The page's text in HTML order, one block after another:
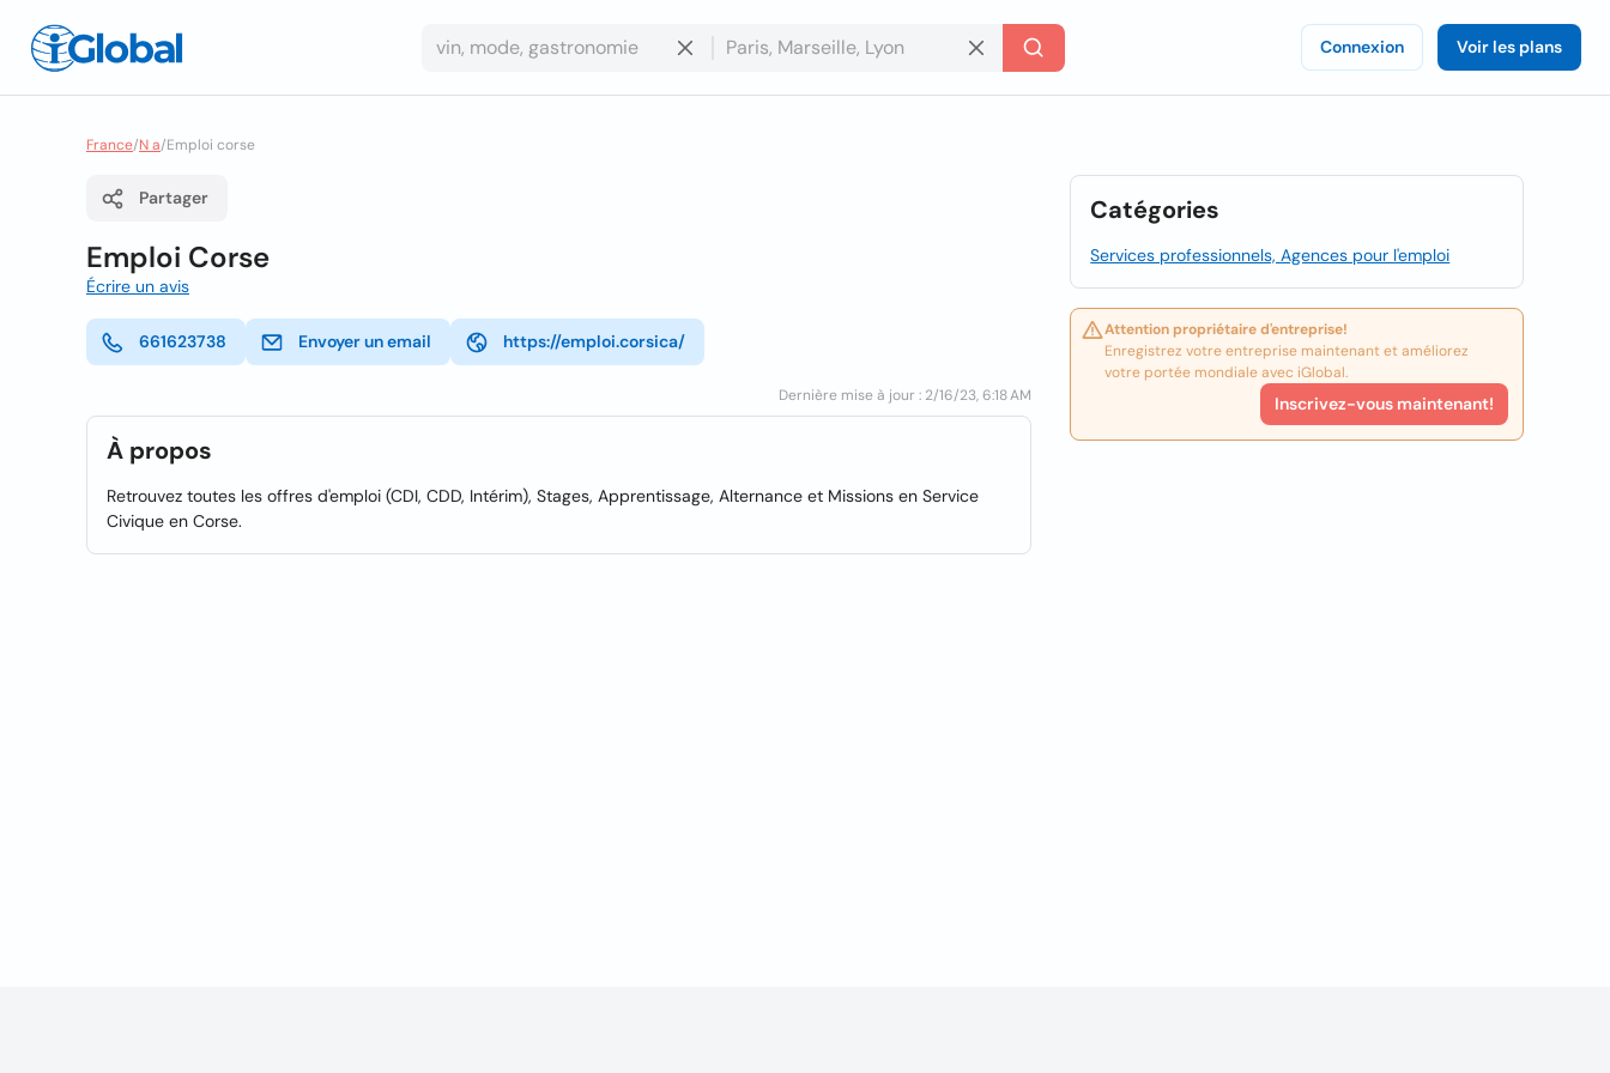
Connexion Voir les plans
France/N a/Emploi corse
Partager
Emploi Corse
Écrire un avis
661623738 Envoyer un email https://emploi.corsica/
Dernière mise à jour : 2/16/23, 6:18 AM
À propos
Retrouvez toutes les offres d'emploi (CDI, CDD, Intérim), Stages, Apprentissage, Alternance et Missions en Service
Civique en Corse.
Catégories
Services professionnels, Agences pour l'emploi
Attention propriétaire d'entreprise!
Enregistrez votre entreprise maintenant et améliorez
votre portée mondiale avec iGlobal.
Inscrivez-vous maintenant!